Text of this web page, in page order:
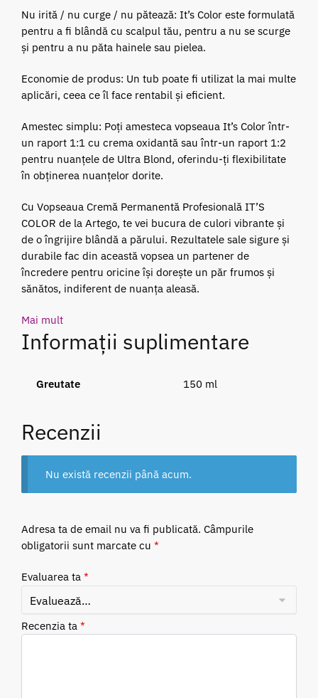
Nu irită / nu curge / nu pătează: It’s Color este formulată
pentru a fi blândă cu scalpul tău, pentru a nu se scurge
și pentru a nu păta hainele sau pielea.
Economie de produs: Un tub poate fi utilizat la mai multe
aplicări, ceea ce îl face rentabil și eficient.
Amestec simplu: Poți amesteca vopseaua It’s Color într-
un raport 1:1 cu crema oxidantă sau într-un raport 1:2
pentru nuanțele de Ultra Blond, oferindu-ți flexibilitate
în obținerea nuanțelor dorite.
Cu Vopseaua Cremă Permanentă Profesională IT’S
COLOR de la Artego, te vei bucura de culori vibrante și
de o îngrijire blândă a părului. Rezultatele sale sigure și
durabile fac din această vopsea un partener de
încredere pentru oricine își dorește un păr frumos și
sănătos, indiferent de nuanța aleasă.
Mai mult
Informații suplimentare
Greutate 150 ml
Recenzii
Nu există recenzii până acum.
Adresa ta de email nu va fi publicată. Câmpurile
obligatorii sunt marcate cu *
Evaluarea ta *
Recenzia ta *